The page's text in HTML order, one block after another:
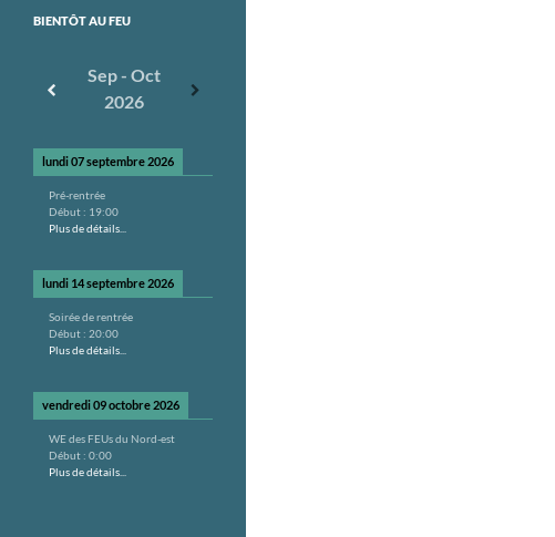
BIENTÔT AU FEU
Sep - Oct
2026
lundi 07 septembre 2026
Pré-rentrée
Début : 19:00
Plus de détails...
lundi 14 septembre 2026
Soirée de rentrée
Début : 20:00
Plus de détails...
vendredi 09 octobre 2026
WE des FEUs du Nord-est
Début : 0:00
Plus de détails...